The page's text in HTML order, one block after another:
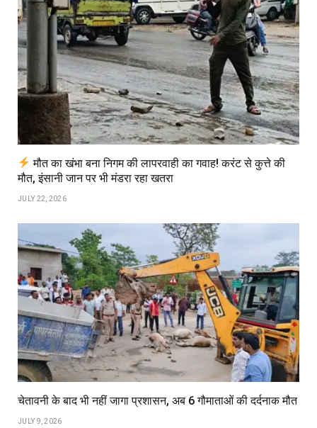
मौत का खंभा बना निगम की लापरवाही का गवाह! करंट से कुत्ते की
मौत, इंसानी जान पर भी मंडरा रहा खतरा
JULY 22, 2026
चेतावनी के बाद भी नहीं जागा प्रशासन, अब 6 गौमाताओं की दर्दनाक मौत
JULY 9, 2026